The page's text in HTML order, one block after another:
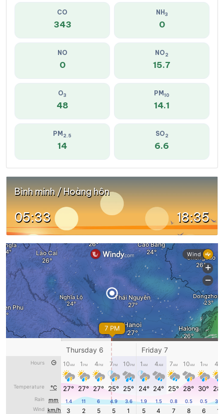
CO
343
NH 3
0
NO
0
NO2
15.7
O3
48
PM 10
14.1
PM 2.5
14
SO2
6.6
Bình minh / Hoàng hôn
05:33 18:35